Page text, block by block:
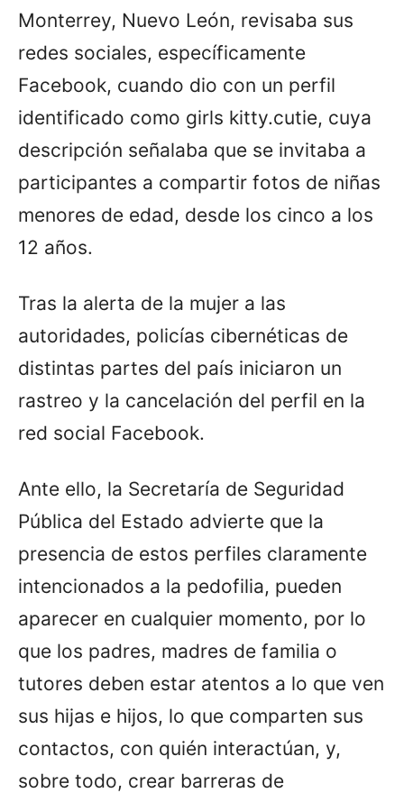
Monterrey, Nuevo León, revisaba sus
redes sociales, específicamente
Facebook, cuando dio con un perfil
identificado como girls kitty.cutie, cuya
descripción señalaba que se invitaba a
participantes a compartir fotos de niñas
menores de edad, desde los cinco a los
12 años.
Tras la alerta de la mujer a las
autoridades, policías cibernéticas de
distintas partes del país iniciaron un
rastreo y la cancelación del perfil en la
red social Facebook.
Ante ello, la Secretaría de Seguridad
Pública del Estado advierte que la
presencia de estos perfiles claramente
intencionados a la pedofilia, pueden
aparecer en cualquier momento, por lo
que los padres, madres de familia o
tutores deben estar atentos a lo que ven
sus hijas e hijos, lo que comparten sus
contactos, con quién interactúan, y,
sobre todo, crear barreras de